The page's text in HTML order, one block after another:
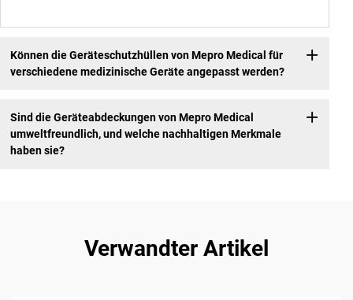
Können die Geräteschutzhüllen von Mepro Medical für
verschiedene medizinische Geräte angepasst werden?
Sind die Geräteabdeckungen von Mepro Medical
umweltfreundlich, und welche nachhaltigen Merkmale
haben sie?
Verwandter Artikel